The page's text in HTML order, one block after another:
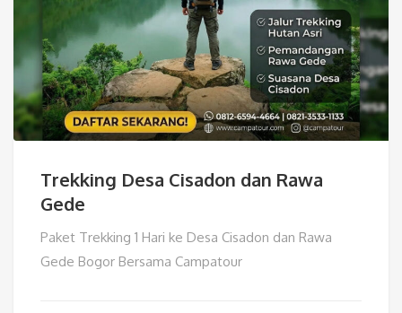
Trekking Desa Cisadon dan Rawa
Gede
Paket Trekking 1 Hari ke Desa Cisadon dan Rawa
Gede Bogor Bersama Campatour